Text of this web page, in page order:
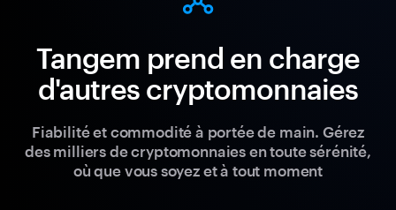
Tangem prend en charge
d'autres cryptomonnaies
Fiabilité et commodité à portée de main. Gérez
des milliers de cryptomonnaies en toute sérénité,
où que vous soyez et à tout moment